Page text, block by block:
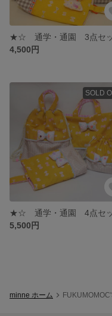
4,500円
SOLD
5,500円
minne ホーム